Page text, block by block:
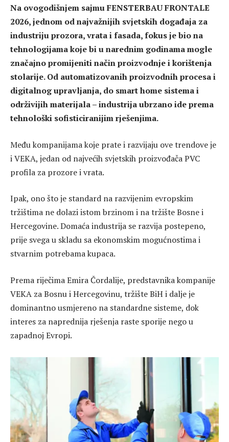
Na ovogodišnjem sajmu FENSTERBAU FRONTALE
2026, jednom od najvažnijih svjetskih događaja za
industriju prozora, vrata i fasada, fokus je bio na
tehnologijama koje bi u narednim godinama mogle
značajno promijeniti način proizvodnje i korištenja
stolarije. Od automatizovanih proizvodnih procesa i
digitalnog upravljanja, do smart home sistema i
održivijih materijala – industrija ubrzano ide prema
tehnološki sofisticiranijim rješenjima.
Među kompanijama koje prate i razvijaju ove trendove je
i VEKA, jedan od najvećih svjetskih proizvođača PVC
profila za prozore i vrata.
Ipak, ono što je standard na razvijenim evropskim
tržištima ne dolazi istom brzinom i na tržište Bosne i
Hercegovine. Domaća industrija se razvija postepeno,
prije svega u skladu sa ekonomskim mogućnostima i
stvarnim potrebama kupaca.
Prema riječima Emira Čordalije, predstavnika kompanije
VEKA za Bosnu i Hercegovinu, tržište BiH i dalje je
dominantno usmjereno na standardne sisteme, dok
interes za naprednija rješenja raste sporije nego u
zapadnoj Evropi.